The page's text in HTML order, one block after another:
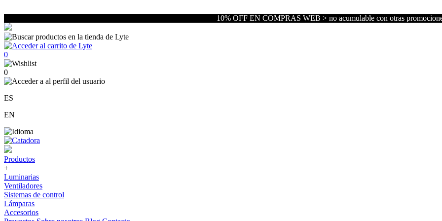
10% OFF EN COMPRAS WEB > no acumulable con otras
0
0
ES
EN
Productos
+
Luminarias
Ventiladores
Sistemas de control
Lámparas
Accesorios